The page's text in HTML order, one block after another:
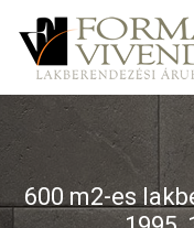
600 m2-es